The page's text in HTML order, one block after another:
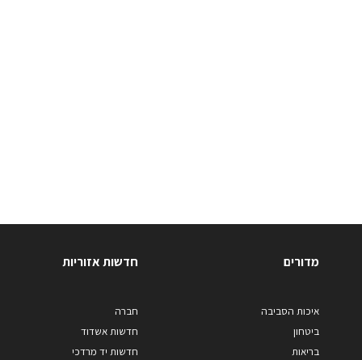
מדורים
איכות הסביבה
ביטחון
בריאות
חדשות אזוריות
חברה
חדשות אשדוד
חדשות יד מרדכי